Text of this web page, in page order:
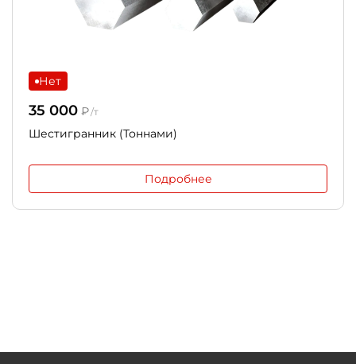
Нет
35 000 ₽/т
Шестигранник (Тоннами)
Подробнее